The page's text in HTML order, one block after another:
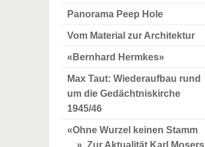
Panorama Peep Hole
Vom Material zur Architektur
«Bernhard Hermkes»
Max Taut: Wiederaufbau rund
um die Gedächtniskirche
1945/46
«Ohne Wurzel keinen Stamm
…». Zur Aktualität Karl Mosers